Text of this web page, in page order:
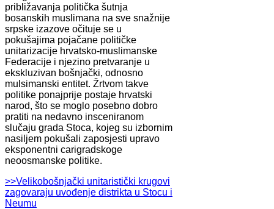
približavanja politička šutnja
bosanskih muslimana na sve snažnije
srpske izazove očituje se u
pokušajima pojačane političke
unitarizacije hrvatsko-muslimanske
Federacije i njezino pretvaranje u
ekskluzivan bošnjački, odnosno
mulsimanski entitet. Žrtvom takve
politike ponajprije postaje hrvatski
narod, što se moglo posebno dobro
pratiti na nedavno insceniranom
slučaju grada Stoca, kojeg su izbornim
nasiljem pokušali zaposjesti upravo
eksponentni carigradskoge
neoosmanske politike.
>>Velikobošnjački unitaristički krugovi
zagovaraju uvođenje distrikta u Stocu i
Neumu